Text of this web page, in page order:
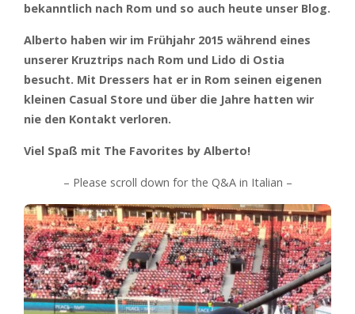
bekanntlich nach Rom und so auch heute unser Blog.
Alberto haben wir im Frühjahr 2015 während eines
unserer Kruztrips nach Rom und Lido di Ostia
besucht. Mit Dressers hat er in Rom seinen eigenen
kleinen Casual Store und über die Jahre hatten wir
nie den Kontakt verloren.
Viel Spaß mit The Favorites by Alberto!
– Please scroll down for the Q&A in Italian –